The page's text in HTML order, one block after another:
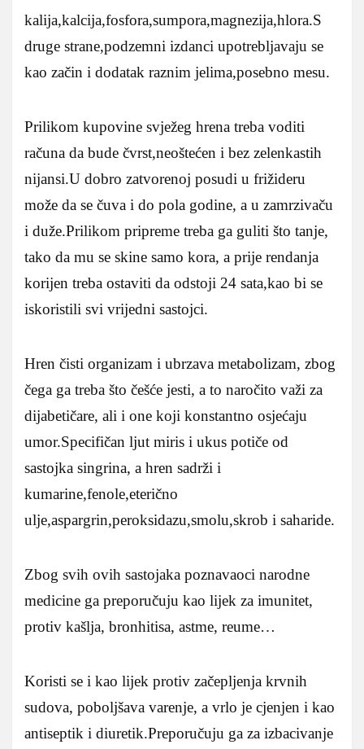
kalija,kalcija,fosfora,sumpora,magnezija,hlora.S
druge strane,podzemni izdanci upotrebljavaju se
kao začin i dodatak raznim jelima,posebno mesu.
Prilikom kupovine svježeg hrena treba voditi
računa da bude čvrst,neoštećen i bez zelenkastih
nijansi.U dobro zatvorenoj posudi u frižideru
može da se čuva i do pola godine, a u zamrzivaču
i duže.Prilikom pripreme treba ga guliti što tanje,
tako da mu se skine samo kora, a prije rendanja
korijen treba ostaviti da odstoji 24 sata,kao bi se
iskoristili svi vrijedni sastojci.
Hren čisti organizam i ubrzava metabolizam, zbog
čega ga treba što češće jesti, a to naročito važi za
dijabetičare, ali i one koji konstantno osjećaju
umor.Specifičan ljut miris i ukus potiče od
sastojka singrina, a hren sadrži i
kumarine,fenole,eterično
ulje,aspargrin,peroksidazu,smolu,skrob i saharide.
Zbog svih ovih sastojaka poznavaoci narodne
medicine ga preporučuju kao lijek za imunitet,
protiv kašlja, bronhitisa, astme, reume…
Koristi se i kao lijek protiv začepljenja krvnih
sudova, poboljšava varenje, a vrlo je cjenjen i kao
antiseptik i diuretik.Preporučuju ga za izbacivanje